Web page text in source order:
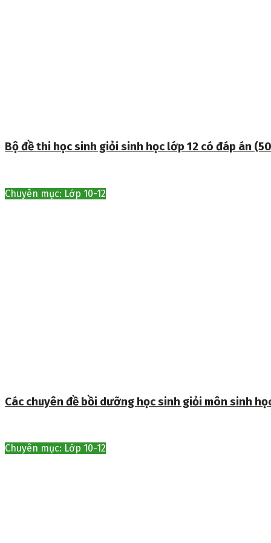
Bộ đề thi học sinh giỏi sinh học lớp 12 có đáp án
Chuyên mục: Lớp 10-12
Các chuyên đề bồi dưỡng học sinh giỏi môn sinh
Chuyên mục: Lớp 10-12